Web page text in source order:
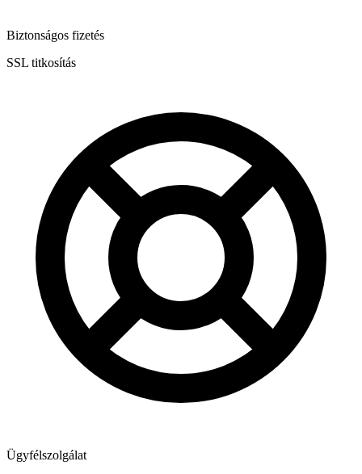
Biztonságos fizetés
SSL titkosítás
Ügyfélszolgálat